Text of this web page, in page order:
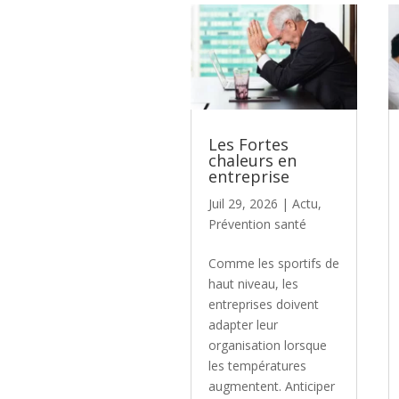
Les Fortes
chaleurs en
entreprise
Juil 29, 2026 | Actu,
Prévention santé
Comme les sportifs de
haut niveau, les
entreprises doivent
adapter leur
organisation lorsque
les températures
augmentent. Anticiper